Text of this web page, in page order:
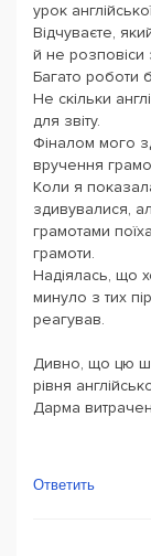
урок
Відчуваєте,
й не розповіси
Багато роботи
Не скільки
для звіту.
Фіналом мого
вручення
Коли я
здивувалися,
грамотами
грамоти.
Надіялась, що
минуло з тих
реагував.
Дивно, що цю
рівня
Дарма
Ответить